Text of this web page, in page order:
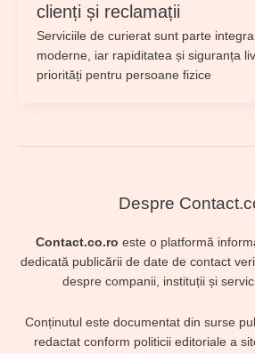
clienți și reclamații
Serviciile de curierat sunt parte
moderne, iar rapiditatea și siguranța
priorități pentru persoane fizice
Despre
Contact.co.ro este o platformă
dedicată publicării de date de contact
despre companii, instituții și
Conținutul este documentat din surse
redactat conform politicii editoriale a